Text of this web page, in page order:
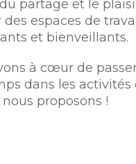
partage et le
des espaces de
et bienveillants.
à cœur de
dans les activités
nous proposons !